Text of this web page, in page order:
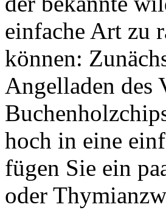
einfache Art zu
können:
Angelladen des
hoch in eine
fügen Sie ein
oder